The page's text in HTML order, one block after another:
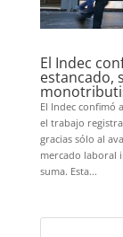
El Indec
estancado,
El Indec confimó
el trabajo
gracias sólo al
mercado laboral
suma. Esta...